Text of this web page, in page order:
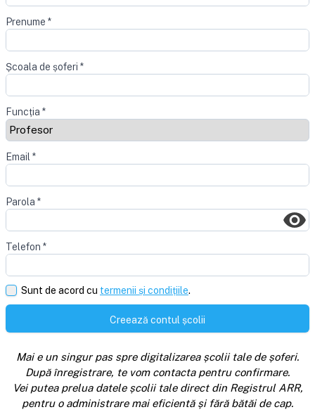
Prenume *
Școala de șoferi *
Funcția *
Email *
Parola *
Telefon *
Sunt de acord cu termenii și condițiile.
Creează contul școlii
Mai e un singur pas spre digitalizarea școlii tale de șoferi.
După înregistrare, te vom contacta pentru confirmare.
Vei putea prelua datele școlii tale direct din Registrul ARR,
pentru o administrare mai eficientă și fără bătăi de cap.